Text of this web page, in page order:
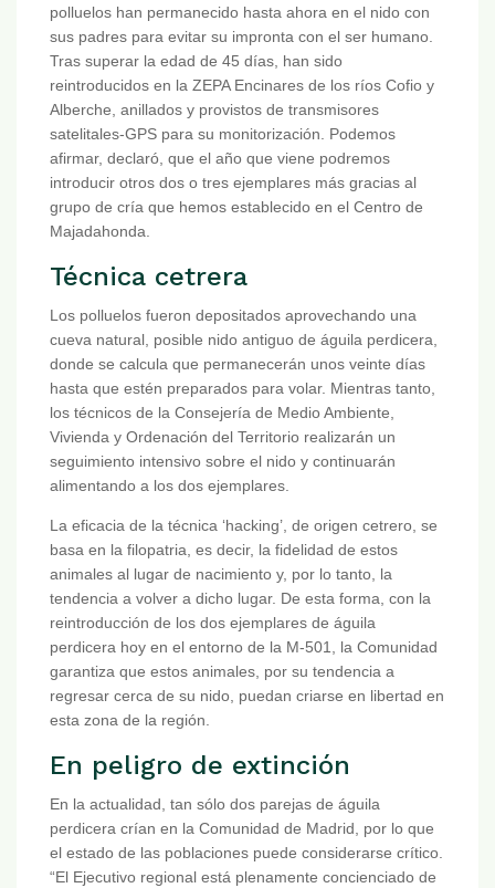
polluelos han permanecido hasta ahora en el nido con
sus padres para evitar su impronta con el ser humano.
Tras superar la edad de 45 días, han sido
reintroducidos en la ZEPA Encinares de los ríos Cofio y
Alberche, anillados y provistos de transmisores
satelitales-GPS para su monitorización. Podemos
afirmar, declaró, que el año que viene podremos
introducir otros dos o tres ejemplares más gracias al
grupo de cría que hemos establecido en el Centro de
Majadahonda.
Técnica cetrera
Los polluelos fueron depositados aprovechando una
cueva natural, posible nido antiguo de águila perdicera,
donde se calcula que permanecerán unos veinte días
hasta que estén preparados para volar. Mientras tanto,
los técnicos de la Consejería de Medio Ambiente,
Vivienda y Ordenación del Territorio realizarán un
seguimiento intensivo sobre el nido y continuarán
alimentando a los dos ejemplares.
La eficacia de la técnica ‘hacking’, de origen cetrero, se
basa en la filopatria, es decir, la fidelidad de estos
animales al lugar de nacimiento y, por lo tanto, la
tendencia a volver a dicho lugar. De esta forma, con la
reintroducción de los dos ejemplares de águila
perdicera hoy en el entorno de la M-501, la Comunidad
garantiza que estos animales, por su tendencia a
regresar cerca de su nido, puedan criarse en libertad en
esta zona de la región.
En peligro de extinción
En la actualidad, tan sólo dos parejas de águila
perdicera crían en la Comunidad de Madrid, por lo que
el estado de las poblaciones puede considerarse crítico.
“El Ejecutivo regional está plenamente concienciado de